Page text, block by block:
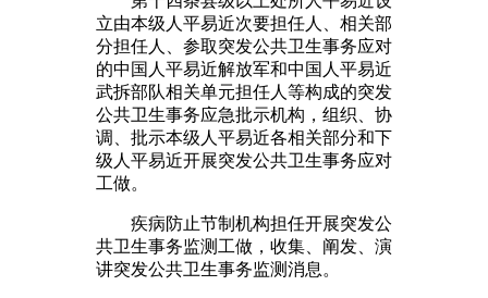
立由本级人平易近次要担任人、相关部
分担任人、参取突发公共卫生事务应对
的中国人平易近解放军和中国人平易近
武拆部队相关单元担任人等构成的突发
公共卫生事务应急批示机构，组织、协
调、批示本级人平易近各相关部分和下
级人平易近开展突发公共卫生事务应对
工做。
疾病防止节制机构担任开展突发公
共卫生事务监测工做，收集、阐发、演
讲突发公共卫生事务监测消息。